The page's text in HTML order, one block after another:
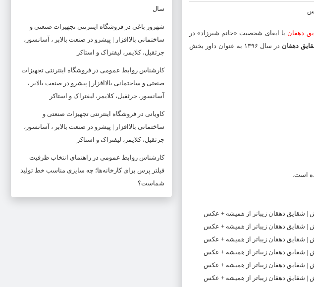
دهقان با ایفای شخصیت «خانم شیرزاد» در
دهقان
در سال ۱۳۹۶ به عنوان داور بخش
است.
سال
شهروز باغی در فروشگاه اینترنتی تجهیزات صنعتی و
ساختمانی بالاافزار | پیشرو در صنعت بالابر ، آسانسور،
جرثقیل، کلایمر، لیفتراک و استاکر
کارشناس روابط عمومی در فروشگاه اینترنتی تجهیزات
صنعتی و ساختمانی بالاافزار | پیشرو در صنعت بالابر ،
آسانسور، جرثقیل، کلایمر، لیفتراک و استاکر
کاویانی در فروشگاه اینترنتی تجهیزات صنعتی و
ساختمانی بالاافزار | پیشرو در صنعت بالابر ، آسانسور،
جرثقیل، کلایمر، لیفتراک و استاکر
کارشناس روابط عمومی در راهنمای انتخاب ظرفیت
فیلتر پرس برای کارخانه‌ها؛ چه سایزی مناسب خط تولید
شماست؟